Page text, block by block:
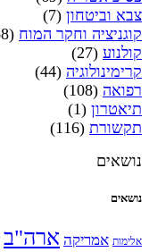
צבא וביטחון (7)
קוגניציה וחקר המוח (68)
קולנוע (27)
קרימינולוגיה (44)
רפואה (108)
תיאטרון (1)
תקשורת (116)
נושאים
נושאים
אלימות אמריקה ארה"ב